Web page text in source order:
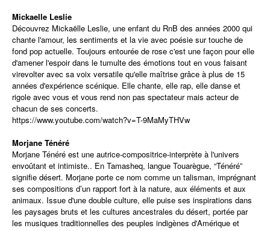
Mickaelle Leslie
Découvrez Mickaëlle Leslie, une enfant du RnB des années 2000 qui
chante l'amour, les sentiments et la vie avec poésie sur touche de
fond pop actuelle. Toujours entourée de rose c'est une façon pour elle
d'amener l'espoir dans le tumulte des émotions tout en vous faisant
virevolter avec sa voix versatile qu'elle maîtrise grâce à plus de 15
années d'expérience scénique. Elle chante, elle rap, elle danse et
rigole avec vous et vous rend non pas spectateur mais acteur de
chacun de ses concerts.
https://www.youtube.com/watch?v=T-9MaMyTHVw
Morjane Ténéré
Morjane Ténéré est une autrice-compositrice-interprète à l'univers
envoûtant et intimiste.. En Tamasheq, langue Touarègue, “Ténéré”
signifie désert. Morjane porte ce nom comme un talisman, imprégnant
ses compositions d’un rapport fort à la nature, aux éléments et aux
animaux. Issue d'une double culture, elle puise ses inspirations dans
les paysages bruts et les cultures ancestrales du désert, portée par
les musiques traditionnelles des peuples indigènes d'Amérique et